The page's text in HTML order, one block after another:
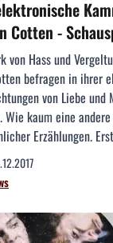
Cotten -
von Hass und
befragen in ihrer
von Liebe
kaum eine
Erzählungen.